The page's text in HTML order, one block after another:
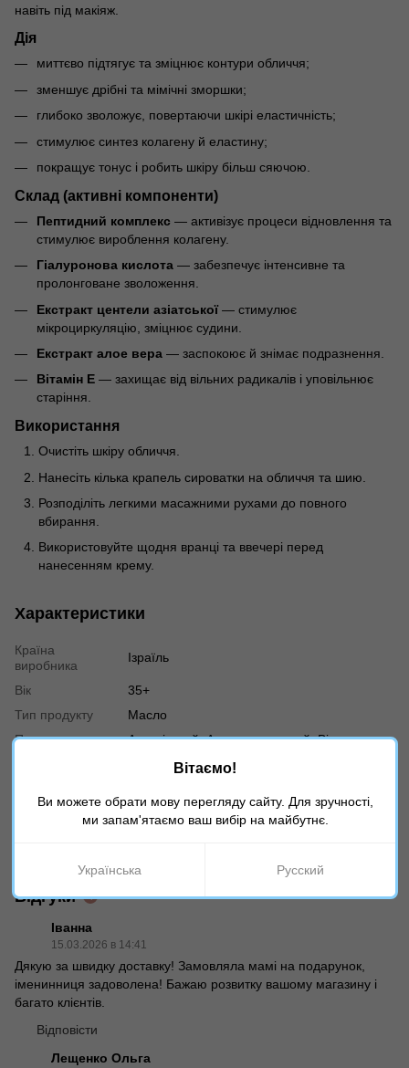
навіть під макіяж.
Дія
миттєво підтягує та зміцнює контури обличчя;
зменшує дрібні та мімічні зморшки;
глибоко зволожує, повертаючи шкірі еластичність;
стимулює синтез колагену й еластину;
покращує тонус і робить шкіру більш сяючою.
Склад (активні компоненти)
Пептидний комплекс — активізує процеси відновлення та
стимулює вироблення колагену.
Гіалуронова кислота — забезпечує інтенсивне та
пролонговане зволоження.
Екстракт центели азіатської — стимулює
мікроциркуляцію, зміцнює судини.
Екстракт алое вера — заспокоює й знімає подразнення.
Вітамін Е — захищає від вільних радикалів і уповільнює
старіння.
Використання
Очистіть шкіру обличчя.
Нанесіть кілька крапель сироватки на обличчя та шию.
Розподіліть легкими масажними рухами до повного
вбирання.
Використовуйте щодня вранці та ввечері перед
нанесенням крему.
Характеристики
Країна
виробника
Ізраїль
Вік
35+
Тип продукту
Масло
Призначення
Антивіковий, Антиоксидантний, Від
застосування
Універсально
Відгуки 4
Іванна
15.03.2026 в 14:41
Дякую за швидку доставку! Замовляла мамі на подарунок,
іменинниця задоволена! Бажаю розвитку вашому магазину і
багато клієнтів.
Відповісти
Лещенко Ольга
Вітаємо!
Ви можете обрати мову перегляду сайту. Для зручності,
ми запам'ятаємо ваш вибір на майбутнє.
Українська Русский